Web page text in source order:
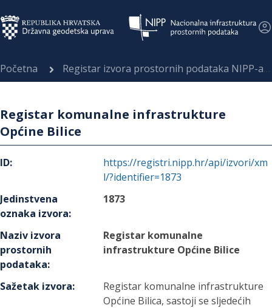
Početna Registar izvora prostornih podataka NIPP-a
Registar komunalne infrastrukture
Općine Bilice
ID:
https://registri.nipp.hr/api/izvori/xm
l/?identifier=1873
Jedinstvena
oznaka izvora:
1873
Naziv izvora
prostornih
podataka:
Registar komunalne
infrastrukture Općine Bilice
Sažetak izvora:
Registar komunalne infrastrukture
Općine Bilica, sastoji se sljedećih